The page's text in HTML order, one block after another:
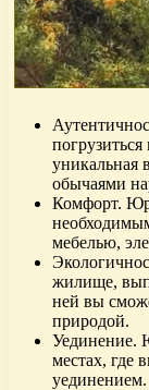
уникальная
обычаями
Комфорт.
мебелью,
жилище,
ней вы
природой.
Уединение.
местах, где
уединением.